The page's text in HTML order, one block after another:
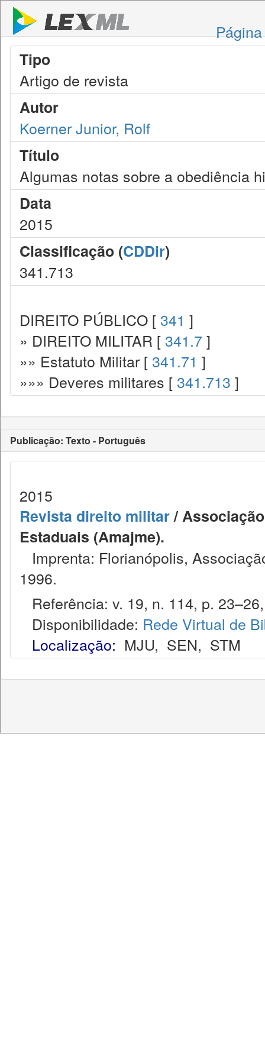
Tipo
Artigo de revista
Autor
Koerner Junior, Rolf
Título
Algumas notas sobre a obediência
Data
2015
Classificação (CDDir)
341.713
DIREITO PÚBLICO [ 341 ]
» DIREITO MILITAR [ 341.7 ]
»» Estatuto Militar [ 341.71 ]
»»» Deveres militares [ 341.713 ]
Publicação: Texto - Português
2015
Revista direito militar/
Estaduais (Amajme).
Imprenta: Florianópolis,
1996.
Referência: v. 19, n. 114, p.
Disponibilidade: Rede Virtual de
Localização: MJU, SEN, STM